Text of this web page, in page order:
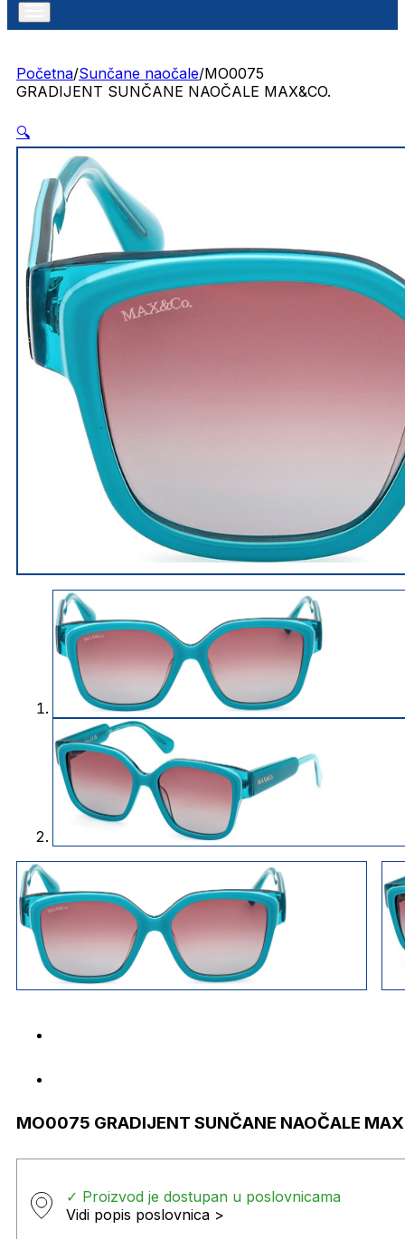
Početna/Sunčane naočale/MO0075
GRADIJENT SUNČANE NAOČALE MAX&CO.
🔍
MO0075 GRADIJENT SUNČANE NAOČALE
✓ Proizvod je dostupan u poslovnicama
Vidi popis poslovnica >